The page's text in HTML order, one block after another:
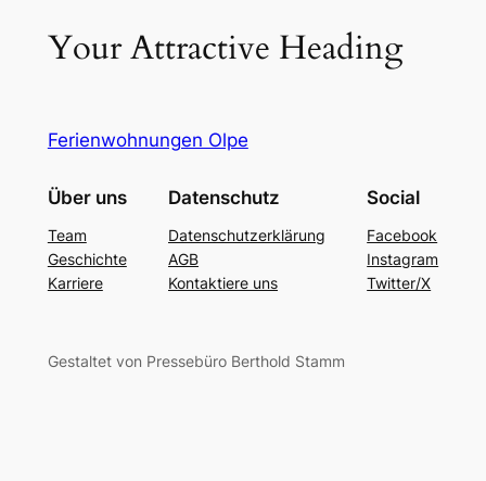
Your Attractive Heading
Ferienwohnungen Olpe
Über uns
Team
Geschichte
Karriere
Datenschutz
Datenschutzerklärung
AGB
Kontaktiere uns
Social
Facebook
Instagram
Twitter/X
Gestaltet von Pressebüro Berthold Stamm